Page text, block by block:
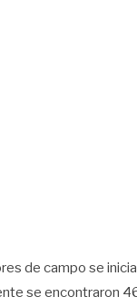
de campo se
se encontraron